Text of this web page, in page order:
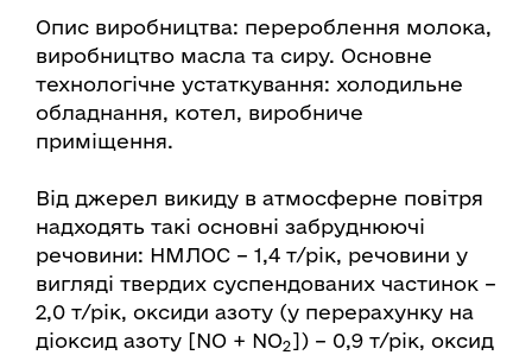
Опис виробництва: перероблення молока,
виробництво масла та сиру. Основне
технологічне устаткування: холодильне
обладнання, котел, виробниче
приміщення.
Від джерел викиду в атмосферне повітря
надходять такі основні забруднюючі
речовини: НМЛОС – 1,4 т/рік, речовини у
вигляді твердих суспендованих частинок –
2,0 т/рік, оксиди азоту (у перерахунку на
діоксид азоту [NO + NO2]) – 0,9 т/рік, оксид